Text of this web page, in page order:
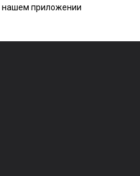
нашем приложении